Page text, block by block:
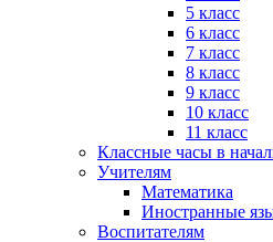
5 класс
6 класс
7 класс
8 класс
9 класс
10 класс
11 класс
Классные часы в
Учителям
Математика
Иностранные
Воспитателям